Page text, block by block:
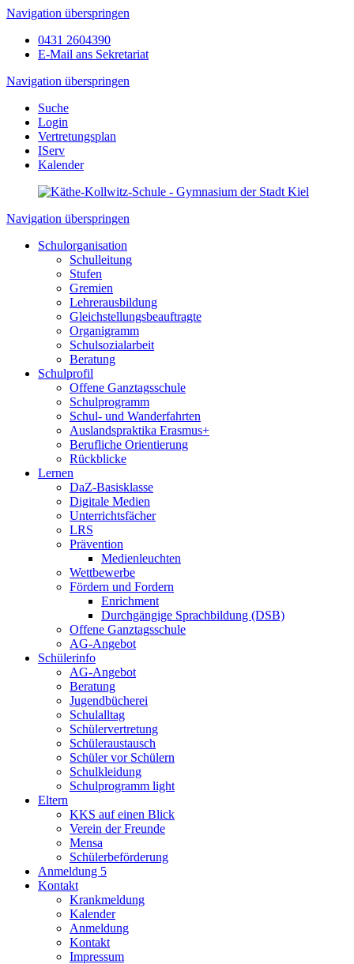
Navigation überspringen
0431 2604390
E-Mail ans Sekretariat
Navigation überspringen
Suche
Login
Vertretungsplan
IServ
Kalender
Navigation überspringen
Schulorganisation
Schulleitung
Stufen
Gremien
Lehrerausbildung
Gleichstellungsbeauftragte
Organigramm
Schulsozialarbeit
Beratung
Schulprofil
Offene Ganztagsschule
Schulprogramm
Schul- und Wanderfahrten
Auslandspraktika Erasmus+
Berufliche Orientierung
Rückblicke
Lernen
DaZ-Basisklasse
Digitale Medien
Unterrichtsfächer
LRS
Prävention
Medienleuchten
Wettbewerbe
Fördern und Fordern
Enrichment
Durchgängige Sprachbildung (DSB)
Offene Ganztagsschule
AG-Angebot
Schülerinfo
AG-Angebot
Beratung
Jugendbücherei
Schulalltag
Schülervertretung
Schüleraustausch
Schüler vor Schülern
Schulkleidung
Schulprogramm light
Eltern
KKS auf einen Blick
Verein der Freunde
Mensa
Schülerbeförderung
Anmeldung 5
Kontakt
Krankmeldung
Kalender
Anmeldung
Kontakt
Impressum